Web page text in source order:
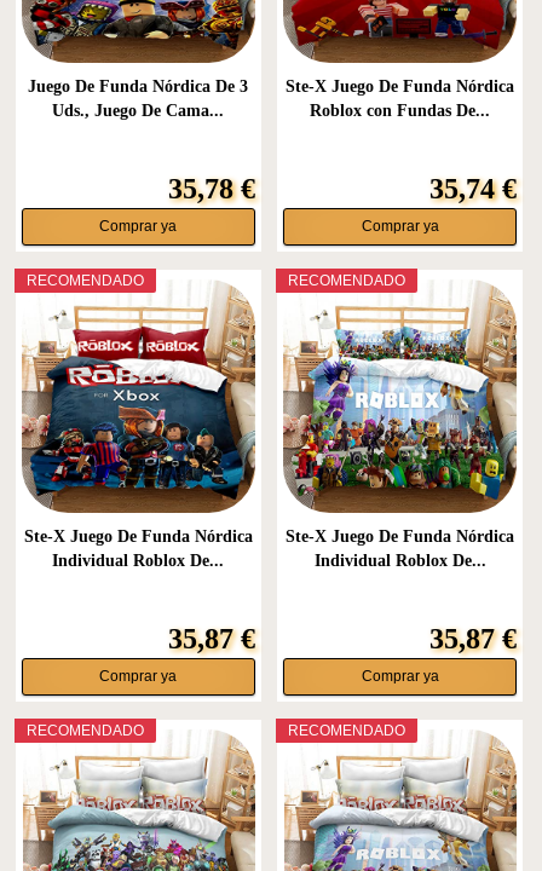
Juego De Funda Nórdica De 3
Uds., Juego De Cama...
35,78 €
Comprar ya
Ste-X Juego De Funda Nórdica
Roblox con Fundas De...
35,74 €
Comprar ya
RECOMENDADO
Ste-X Juego De Funda Nórdica
Individual Roblox De...
35,87 €
Comprar ya
RECOMENDADO
Ste-X Juego De Funda Nórdica
Individual Roblox De...
35,87 €
Comprar ya
RECOMENDADO RECOMENDADO